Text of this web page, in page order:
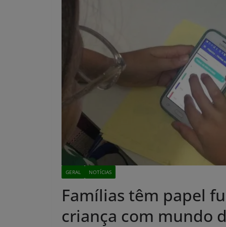
GERAL NOTÍCIAS
Famílias têm papel
criança com mundo